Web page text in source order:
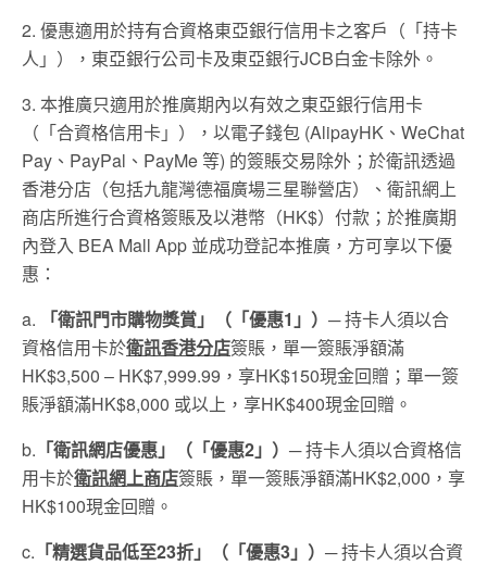
2. 優惠適用於持有合資格東亞銀行信用卡之客戶（「持卡
人」），東亞銀行公司卡及東亞銀行JCB白金卡除外。
3. 本推廣只適用於推廣期內以有效之東亞銀行信用卡
（「合資格信用卡」），以電子錢包 (AlipayHK、WeChat
Pay、PayPal、PayMe 等) 的簽賬交易除外；於衛訊透過
香港分店（包括九龍灣德福廣場三星聯營店）、衛訊網上
商店所進行合資格簽賬及以港幣（HK$）付款；於推廣期
內登入 BEA Mall App 並成功登記本推廣，方可享以下優
惠：
a.
「衛訊門市購物獎賞」（「優惠1 」）─持卡人須以合
資格信用卡於衛訊香港分店簽賬，單一簽賬淨額滿
HK$3,500 – HK$7,999.99，享HK$150現金回贈；單一簽
賬淨額滿HK$8,000 或以上，享HK$400現金回贈。
b. 「衛訊網店優惠」（「優惠2」）─持卡人須以合資格信
用卡於衛訊網上商店簽賬，單一簽賬淨額滿HK$2,000，享
HK$100現金回贈。
c. 「精選貨品低至23折」（「優惠3」）─持卡人須以合資